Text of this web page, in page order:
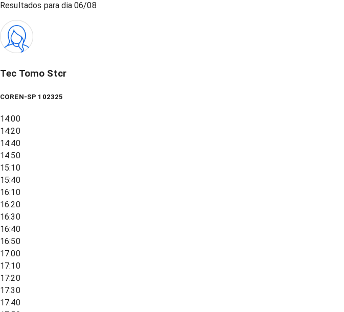
Resultados para dia 06/08
Tec Tomo Stcr
COREN-SP 102325
14:00
14:20
14:40
14:50
15:10
15:40
16:10
16:20
16:30
16:40
16:50
17:00
17:10
17:20
17:30
17:40